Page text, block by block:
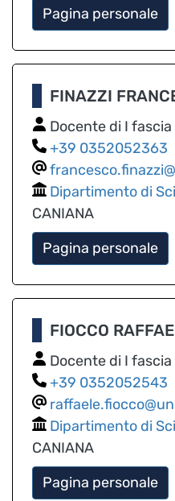
Pagina personale
FINAZZI
Docente di I fascia
0352052363
Dipartimento di
CANIANA
Pagina personale
FIOCCO
Docente di I fascia
0352052543
Dipartimento di
CANIANA
Pagina personale